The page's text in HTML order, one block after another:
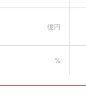
億円
%